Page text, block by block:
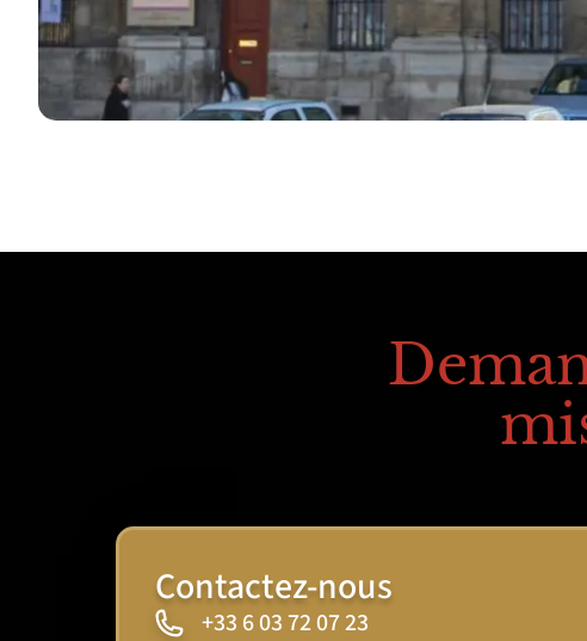
Contactez-nous
+33 6 03 72 07 23